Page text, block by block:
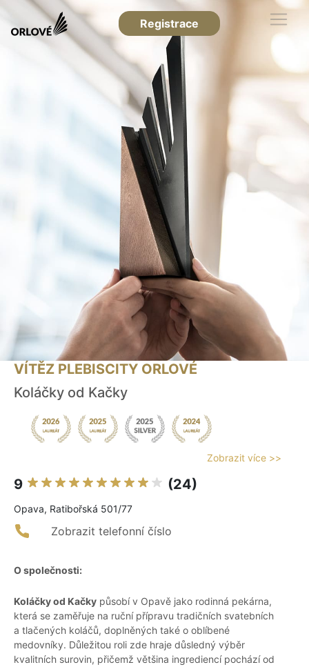
Registrace
VÍTĚZ PLEBISCITY ORLOVÉ
Koláčky od Kačky
Zobrazit více >>
9 (24)
Opava, Ratibořská 501/77
Zobrazit telefonní číslo
O společnosti:
Koláčky od Kačky působí v Opavě jako rodinná pekárna,
která se zaměřuje na ruční přípravu tradičních svatebních
a tlačených koláčů, doplněných také o oblíbené
medovníky. Důležitou roli zde hraje důsledný výběr
kvalitních surovin, přičemž většina ingrediencí pochází od